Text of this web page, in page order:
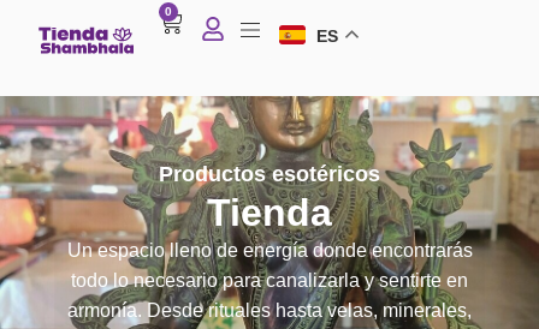
0
ES
Productos esotéricos
Tienda
Un espacio lleno de energía donde encontrarás
todo lo necesario para canalizarla y sentirte en
armonía. Desde rituales hasta velas, minerales,